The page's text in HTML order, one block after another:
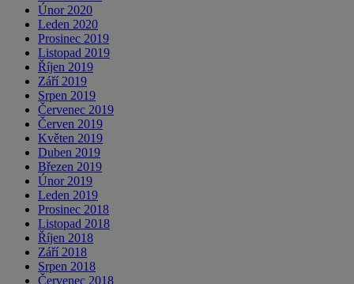
Únor 2020
Leden 2020
Prosinec 2019
Listopad 2019
Říjen 2019
Září 2019
Srpen 2019
Červenec 2019
Červen 2019
Květen 2019
Duben 2019
Březen 2019
Únor 2019
Leden 2019
Prosinec 2018
Listopad 2018
Říjen 2018
Září 2018
Srpen 2018
Červenec 2018